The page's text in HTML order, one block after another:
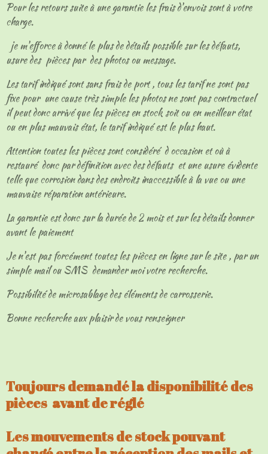
Pour les retours suite à une garantie les frais d'envois sont à votre
charge.
je m'efforce à donné le plus de détails possible sur les défauts,
usure des pièces par des photos ou message.
Les tarif indiqué sont sans frais de port , tous les tarif ne sont pas
fixe pour une cause très simple les photos ne sont pas contractuel
il peut donc arrivé que les pièces en stock soit ou en meilleur état
ou en plus mauvais état, le tarif indiqué est le plus haut.
Attention toutes les pièces sont considéré d occasion et où à
restauré donc par définition avec des défauts et une usure évidente
telle que corrosion dans des endroits inaccessible à la vue ou une
mauvaise réparation antérieure.
La garantie est donc sur la durée de 2 mois et sur les détails donner
avant le paiement
Je n'est pas forcément toutes les pièces en ligne sur le site , par un
simple mail ou SMS demander moi votre recherche.
Possibilité de microsablage des éléments de carrosserie.
Bonne recherche aux plaisir de vous renseigner
Toujours demandé la disponibilité des
pièces avant de réglé
Les mouvements de stock pouvant